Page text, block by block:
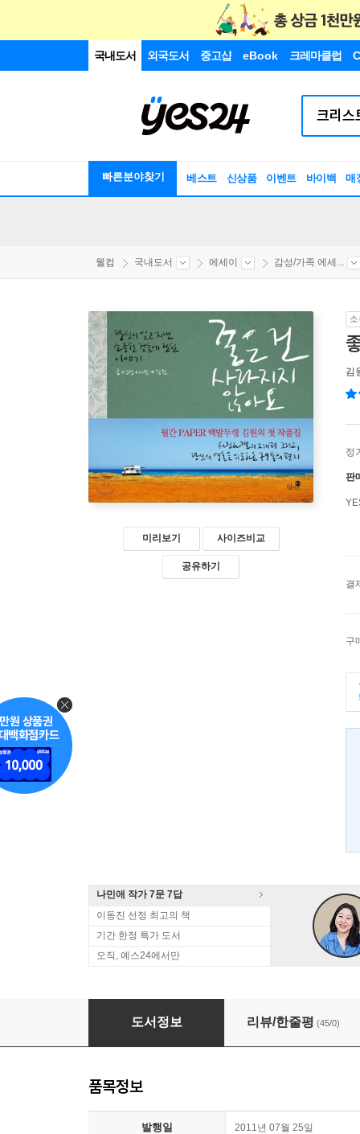
국내도서 외국도서 중고샵 eBook 크레마클럽
빠른분야찾기 베스트 신상품 이벤트 바이백 매
웰컴 국내도서 에세이 감성/가족 에세...
미리보기 사이즈비교
공유하기
김
정
판
결
구
나민애 작가 7문 7답
이동진 선정 최고의 책
기간 한정 특가 도서
오직, 예스24에서만
좋은 건 사라지지 않아요
도서정보 리뷰/한줄평 (45/0)
품목정보
발행일 2011년 07월 25일